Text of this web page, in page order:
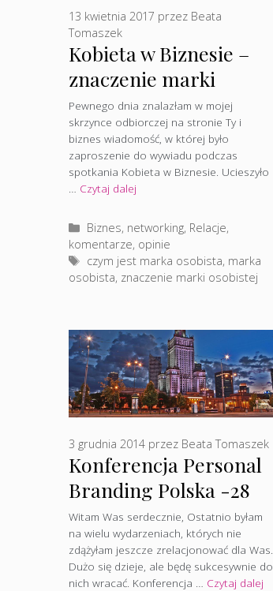
Kobieta w Biznesie –
znaczenie marki
osobistej
13 kwietnia 2017 przez Beata
Tomaszek
Pewnego dnia znalazłam w mojej
skrzynce odbiorczej na stronie Ty i
biznes wiadomość, w której było
zaproszenie do wywiadu podczas
spotkania Kobieta w Biznesie. Ucieszyło
… Czytaj dalej
Kategorie
Biznes, networking, Relacje,
komentarze, opinie
Tagi
czym jest marka osobista, marka
osobista, znaczenie marki osobistej
Konferencja Personal
Branding Polska -28
listopada 2014
Warszawa
3 grudnia 2014 przez Beata Tomaszek
Witam Was serdecznie, Ostatnio byłam
na wielu wydarzeniach, których nie
zdążyłam jeszcze zrelacjonować dla Was.
Dużo się dzieje, ale będę sukcesywnie do
nich wracać. Konferencja … Czytaj dalej